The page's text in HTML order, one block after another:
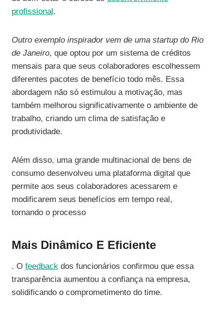
profissional .
Outro exemplo inspirador vem de uma startup do Rio
de Janeiro, que optou por um sistema de créditos
mensais para que seus colaboradores escolhessem
diferentes pacotes de benefício todo mês. Essa
abordagem não só estimulou a motivação, mas
também melhorou significativamente o ambiente de
trabalho, criando um clima de satisfação e
produtividade.
Além disso, uma grande multinacional de bens de
consumo desenvolveu uma plataforma digital que
permite aos seus colaboradores acessarem e
modificarem seus benefícios em tempo real,
tornando o processo
Mais Dinâmico E Eficiente
. O feedback dos funcionários confirmou que essa
transparência aumentou a confiança na empresa,
solidificando o comprometimento do time.